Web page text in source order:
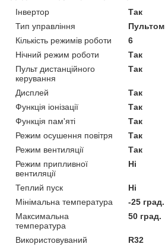
Інвертор
Так
Тип управління
Пультом
Кількість режимів роботи
6
Нічний режим роботи
Так
Пульт дистанційного
керування
Так
Дисплей
Так
Функція іонізації
Так
Функція пам'яті
Так
Режим осушення повітря
Так
Режим вентиляції
Так
Режим припливної
вентиляції
Ні
Теплий пуск
Ні
Мінімальна температура
-25 град.
Максимальна
температура
50 град.
Використовуваний
R32